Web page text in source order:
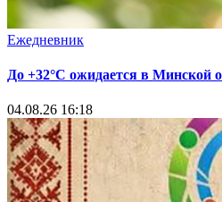
Ежедневник
До +32°С ожидается в Минской
04.08.26 16:18